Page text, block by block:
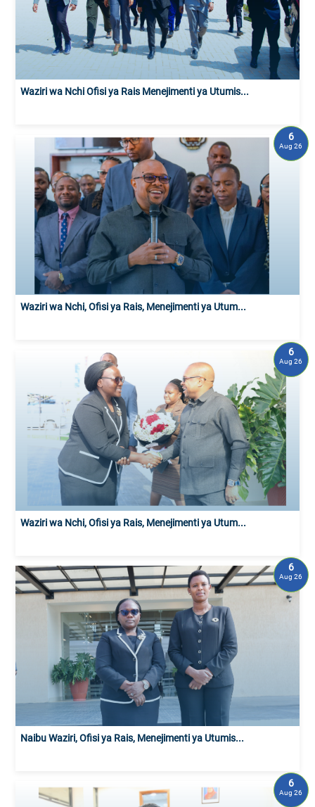
Waziri wa Nchi Ofisi ya Rais Menejimenti ya Utumis...
Waziri wa Nchi, Ofisi ya Rais, Menejimenti ya Utum...
6
Aug 26
Waziri wa Nchi, Ofisi ya Rais, Menejimenti ya Utum...
6
Aug 26
Naibu Waziri, Ofisi ya Rais, Menejimenti ya Utumis...
6
Aug 26
6
Aug 26